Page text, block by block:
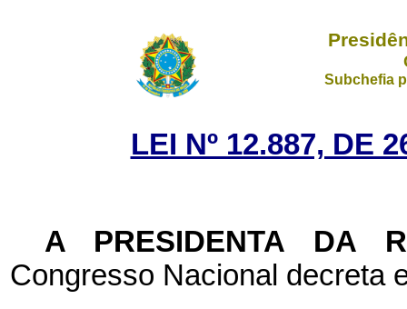
Subchefia
LEI Nº 12.887, DE
A PRESIDENTA DA
Congresso Nacional decreta